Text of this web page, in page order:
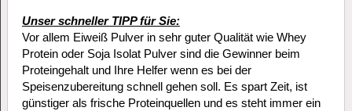
Unser schneller TIPP für Sie:
Vor allem Eiweiß Pulver in sehr guter Qualität wie Whey
Protein oder Soja Isolat Pulver sind die Gewinner beim
Proteingehalt und Ihre Helfer wenn es bei der
Speisenzubereitung schnell gehen soll. Es spart Zeit, ist
günstiger als frische Proteinquellen und es steht immer ein